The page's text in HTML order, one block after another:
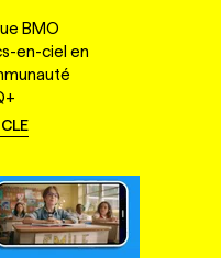
BMO
en-ciel en